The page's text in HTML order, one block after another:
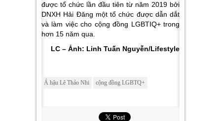
được tổ chức lần đầu tiên từ năm 2019 bởi
DNXH Hải Đăng một tổ chức được dẫn dắt
và làm việc cho cộng đồng LGBTIQ+ trong
hơn 15 năm qua.
LC – Ảnh: Linh Tuấn Nguyễn/Lifestyle
Á hậu Lê Thảo Nhi cộng đồng LGBTQ+